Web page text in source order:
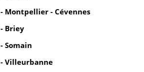
Montpellier - Cévennes
Briey
Somain
Villeurbanne